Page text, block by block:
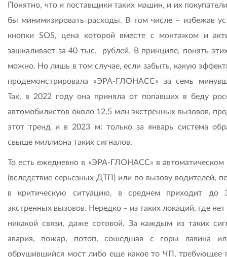
Понятно, что и поставщики таких машин, и их
бы минимизировать расходы. В том числе – избежав
кнопки SOS, цена которой вместе с монтажом и
зашкаливает за 40 тыс. рублей. В принципе, понять
можно. Но лишь в том случае, если забыть, какую
продемонстрировала «ЭРА-ГЛОНАСС» за семь
Так, в 2022 году она приняла от попавших в беду
автомобилистов около 12,5 млн экстренных вызовов,
этот тренд и в 2023 м: только за январь система
свыше миллиона таких сигналов.
То есть ежедневно в «ЭРА-ГЛОНАСС» в
(вследствие серьезных ДТП) или по вызову водителей,
в критическую ситуацию, в среднем приходит до
экстренных вызовов. Нередко – из таких локаций, где
никакой связи, даже сотовой. За каждым из таких
авария, пожар, потоп, сошедшая с горы лавина
обрушившийся мост либо еще какое то ЧП, требующее